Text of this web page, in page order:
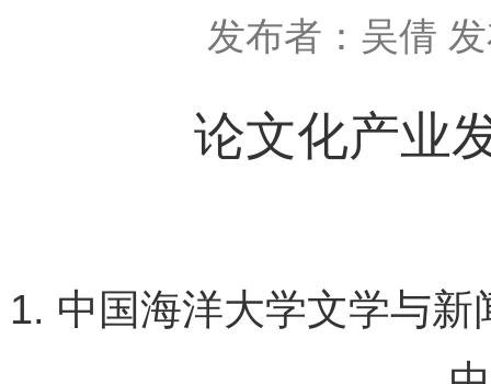
发布者：吴倩
论文化产业
1. 中国海洋大学文学与